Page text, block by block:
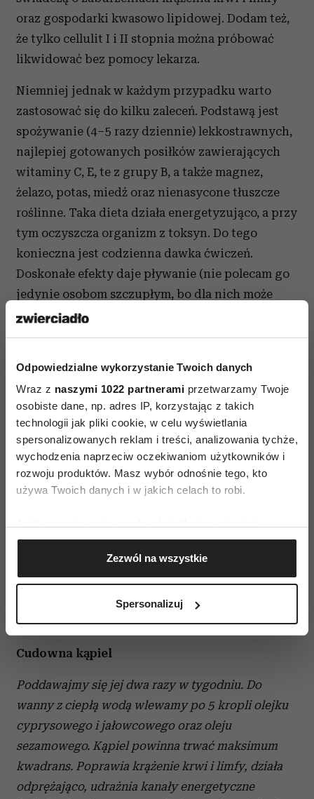
Odpowiedzialne wykorzystanie Twoich danych
Wraz z naszymi 1022 partnerami przetwarzamy Twoje
osobiste dane, np. adres IP, korzystając z takich
technologii jak pliki cookie, w celu wyświetlania
spersonalizowanych reklam i treści, analizowania tychże,
wychodzenia naprzeciw oczekiwaniom użytkowników i
rozwoju produktów. Masz wybór odnośnie tego, kto
używa Twoich danych i w jakich celach to robi.
Gromadzić dane dotyczące Twojej lokalizacji
geograficznej z dokładnością nawet do kilku metrów
Identyfikować Twoje urządzenie, aktywnie
(fingerprinting, czyli wirtualny odcisk palca)
dane są przetwarzane oraz ustaw własne preferencje w
sekcji szczegółów
zmienić lub wycofać swoją zgodę w dowolnej chwili.
Wykorzystujemy pliki cookie do spersonalizowania treści
i reklam, aby oferować funkcje społecznościowe i
analizować ruch w naszej witrynie. Informacje o tym, jak
korzystasz z naszej witryny, udostępniamy partnerom
społecznościowym, reklamowym i analitycznym.
Zezwól na wszystkie
Spersonalizuj
oraz gospodarki kwasowo lipidowej. Dodam też,
że tylko cellulit I i II stopnia można próbować
likwidować bez pomocy lekarza.
Niemniej jednak w każdym przypadku warto
zastosować się do kilku zaleceń. Podstawą jest
spożywanie (4–5 razy dziennie) lekkostrawnych,
najlepiej gotowanych posiłków zawierających
witaminy C, E, te z grupy B, a także magnez,
żelazo, potas, miedź oraz nienasycone tłuszcze
roślinne. Taka dieta działa energetyzująco, a przy
tym oczyszcza organizm z toksyn. Do tego
konieczna jest codzienna dawka ćwiczeń.
Doskonałe efekty daje pływanie (nie polecam go
jedynie osobom szczupłym, bo dla nich może
wiązać się ze zbyt dużą utratą energii).
się jej pozbyć, trzeba ją rozgrzewać. Najlepsze
będą masaże bańkami chińskimi oraz manualne.
Również w domu warto masować zmienione
miejsca, a im częściej będziemy to robić, tym
lepiej. Mocno ugniatajmy ciało, podszczypujmy
je, oklepujmy (dłonią tworzącą daszek) tak, by
słychać było charakterystyczny dźwięk.
cellulitu koniecznie obserwować swoje
samopoczucie i pozostawać pod opieką lekarza.
Często bowiem toksyny i inne substancje
uwolnione z tej tkanki przyczyniają się do
chorób serca i nerek.
Cudowna kąpiel
Poddawajmy się jej dwa razy w tygodniu. Do
wanny z ciepłą wodą wlewamy po 5 kropli olejku
cyprysowego i jałowcowego oraz oleju
sezamowego. Kąpiel powinna trwać maksimum
kwadrans. Poprawia krążenie krwi i limfy, działa
odprężająco, udrażnia kanały energetyczne